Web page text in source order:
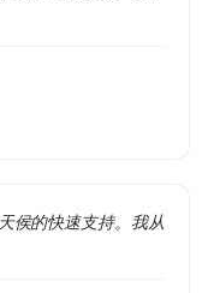
侯的快速支持。我从